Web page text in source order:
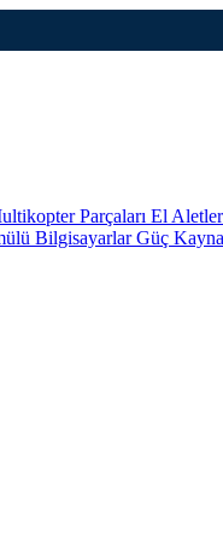
Parçaları El
BilgisayarlarGüç